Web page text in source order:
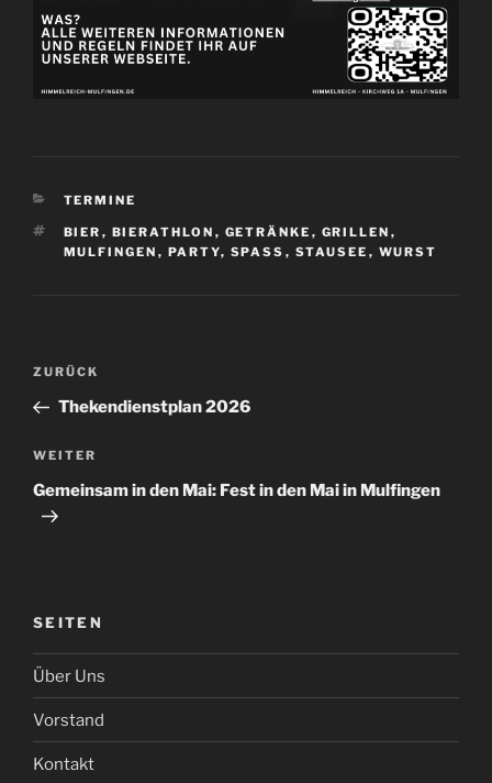
KATEGORIEN
TERMINE
SCHLAGWÖRTER
BIER , BIERATHLON , GETRÄNKE , GRILLEN ,
MULFINGEN , PARTY, SPASS , STAUSEE , WURST
Beitragsnavigation
Vorheriger
Beitrag
ZURÜCK
Thekendienstplan 2026
Nächster
Beitrag
WEITER
Gemeinsam in den Mai: Fest in den Mai in Mulfingen
SEITEN
Über Uns
Vorstand
Kontakt